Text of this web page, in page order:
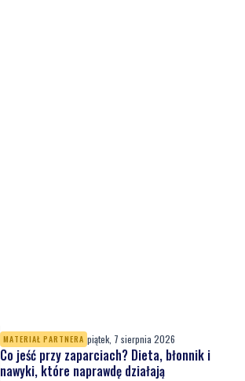
MATERIAŁ PARTNERA piątek, 7 sierpnia 2026
Co jeść przy zaparciach? Dieta, błonnik i
nawyki, które naprawdę działają